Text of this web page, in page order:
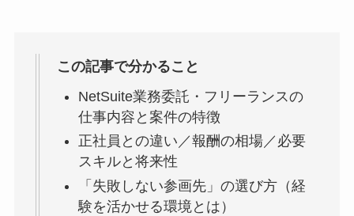
この記事で分かること
NetSuite業務委託・フリーランスの
仕事内容と案件の特徴
正社員との違い／報酬の相場／必要
スキルと将来性
「失敗しない参画先」の選び方（経
験を活かせる環境とは）